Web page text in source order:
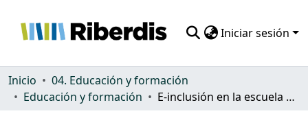
Iniciar sesión
Comunidades
Inicio
04. Educación y formación
Educación y formación
E-inclusión en la escuela ordinaria para alumnos con discapacidad visual. Internet como herramienta de apoyo